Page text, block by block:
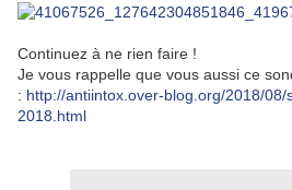
Continuez à ne rien faire !
Je vous rappelle que vous aussi ce
: http://antiintox.over-blog.org/2018/
2018.html